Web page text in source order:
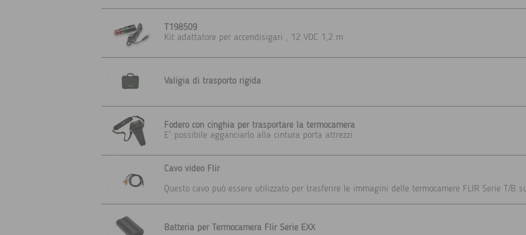
T198509
Kit adattatore per accendisigari , 12 VDC 1,2 m
Valigia di trasporto rigida
Fodero con cinghia per trasportare la termocamera
E' possibile agganciarlo alla cintura porta attrezzi.
Cavo video Flir
Questo cavo può essere utilizzato per trasferire le immagini delle termocamere FLIR Serie T/B
Batteria per Termocamera Flir Serie EXX